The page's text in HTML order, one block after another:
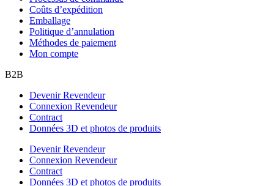
Coûts d’expédition
Emballage
Politique d’annulation
Méthodes de paiement
Mon compte
B2B
Devenir Revendeur
Connexion Revendeur
Contract
Données 3D et photos de produits
Devenir Revendeur
Connexion Revendeur
Contract
Données 3D et photos de produits